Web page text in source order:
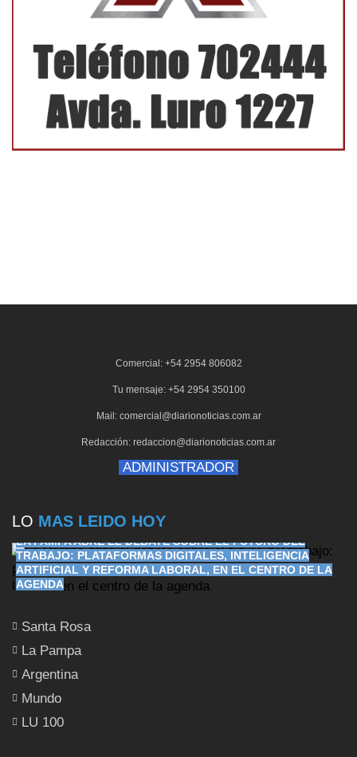
Comercial: +54 2954 806082
Tu mensaje: +54 2954 350100
Mail: comercial@diarionoticias.com.ar
Redacción: redaccion@diarionoticias.com.ar
ADMINISTRADOR
LO MAS LEIDO HOY
LA PAMPA ABRE EL DEBATE SOBRE EL FUTURO DEL
TRABAJO: PLATAFORMAS DIGITALES, INTELIGENCIA
ARTIFICIAL Y REFORMA LABORAL, EN EL CENTRO DE LA
AGENDA
Santa Rosa
La Pampa
Argentina
Mundo
LU 100